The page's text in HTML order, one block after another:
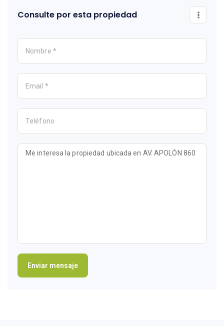
Consulte por esta propiedad